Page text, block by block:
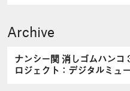
Archive
ナンシー関 消しゴムハンコ
ロジェクト：デジタルミュ